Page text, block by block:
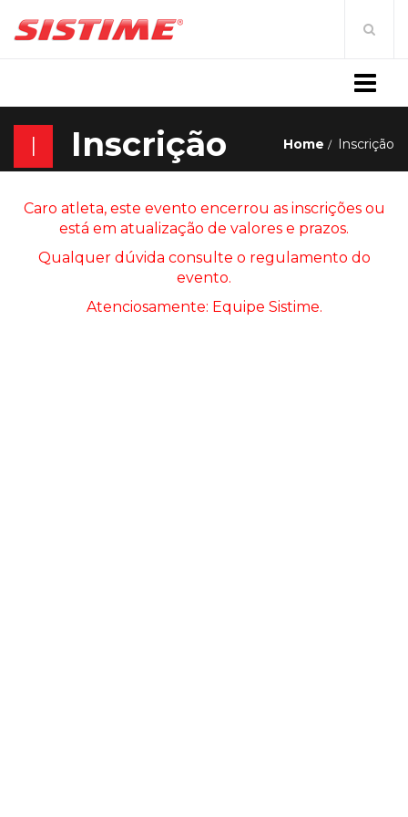
I Inscrição Home Inscrição
Caro atleta, este evento encerrou as inscrições ou
está em atualização de valores e prazos.
Qualquer dúvida consulte o regulamento do
evento.
Atenciosamente: Equipe Sistime.